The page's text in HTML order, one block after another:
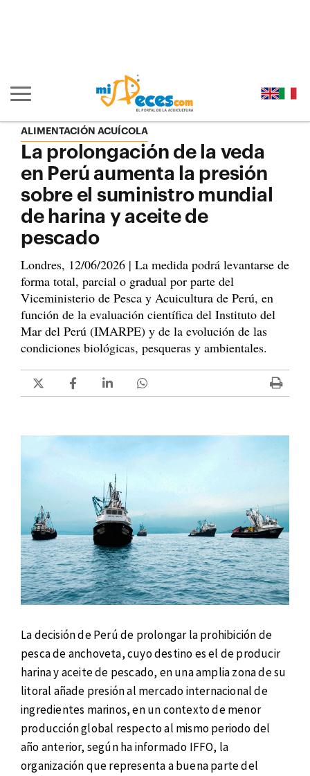
Mostrar/ocultar navegación principal
ALIMENTACIÓN ACUÍCOLA
La prolongación de la veda
en Perú aumenta la presión
sobre el suministro mundial
de harina y aceite de
pescado
Londres, 12/06/2026 | La medida podrá levantarse de
forma total, parcial o gradual por parte del
Viceministerio de Pesca y Acuicultura de Perú, en
función de la evaluación científica del Instituto del
Mar del Perú (IMARPE) y de la evolución de las
condiciones biológicas, pesqueras y ambientales.
La decisión de Perú de prolongar la prohibición de
pesca de anchoveta, cuyo destino es el de producir
harina y aceite de pescado, en una amplia zona de su
litoral añade presión al mercado internacional de
ingredientes marinos, en un contexto de menor
producción global respecto al mismo periodo del
año anterior, según ha informado IFFO, la
organización que representa a buena parte del